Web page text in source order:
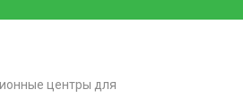
центры для